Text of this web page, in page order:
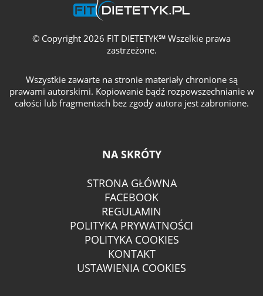
© Copyright 2026 FIT DIETETYK℠ Wszelkie prawa
zastrzeżone.
Wszystkie zawarte na stronie materiały chronione są
prawami autorskimi. Kopiowanie bądź rozpowszechnianie w
całości lub fragmentach bez zgody autora jest zabronione.
NA SKRÓTY
STRONA GŁÓWNA
FACEBOOK
REGULAMIN
POLITYKA PRYWATNOŚCI
POLITYKA COOKIES
KONTAKT
USTAWIENIA COOKIES